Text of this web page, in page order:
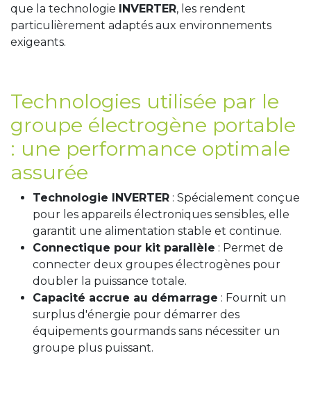
que la technologie
INVERTER, les rendent
particulièrement adaptés aux environnements
exigeants.
Technologies utilisée par le
groupe électrogène portable
: une performance optimale
assurée
Technologie INVERTER : Spécialement conçue
pour les appareils électroniques sensibles, elle
garantit une alimentation stable et continue.
Connectique pour kit parallèle : Permet de
connecter deux groupes électrogènes pour
doubler la puissance totale.
Capacité accrue au démarrage : Fournit un
surplus d'énergie pour démarrer des
équipements gourmands sans nécessiter un
groupe plus puissant.